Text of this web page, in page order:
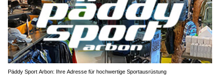
Päddy Sport Arbon: Ihre Adresse für hochwertige Sportausrüstung